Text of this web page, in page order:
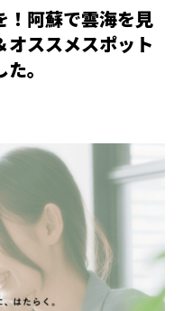
！阿蘇で雲海を見
ススメスポット
。